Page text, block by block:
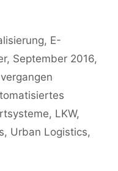
, E-
, September 2016,
vergangen
, LKW,
, Urban Logistics,